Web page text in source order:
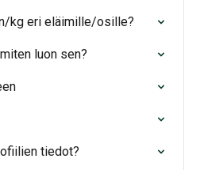
kg eri eläimille/osille?
luon sen?
tiedot?